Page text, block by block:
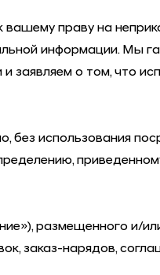
праву на
информации. Мы
о том, что
без использования
размещенного и/
заказ-нарядов,